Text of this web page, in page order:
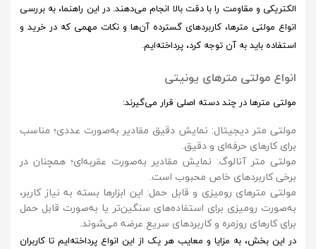
الکتریکی و مقاومت را با دقت بالا انجام می‌دهند. در این راهنما، به بررسی
انواع مولتی مترها، کاربردهای گسترده آن‌ها و نکات مهمی که در خرید و
استفاده باید به آن توجه کرد، پرداخته‌ایم.
انواع مولتی مترهای یونیتی
مولتی مترها در چند دسته اصلی قرار می‌گیرند:
مولتی متر دیجیتال: نمایش دقیق مقادیر به‌صورت عددی؛ مناسب
برای کارهای حرفه‌ای و دقیق.
مولتی متر آنالوگ: نمایش مقادیر به‌صورت عقربه‌ای؛ همچنان در
برخی کاربردهای خاص محبوب است.
مولتی مترهای رومیزی و قابل حمل: این ابزارها بسته به نیاز کاربر،
به‌صورت رومیزی برای استفاده‌های سنگین‌تر یا به‌صورت قابل حمل
برای کارهای روزمره و کاربردهای سریع عرضه می‌شوند.
در این بخش، به مزایا و معایب هر یک از این انواع پرداخته‌ایم تا کاربران